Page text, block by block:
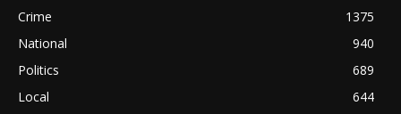
Crime
1375
National
940
Politics
689
Local
644